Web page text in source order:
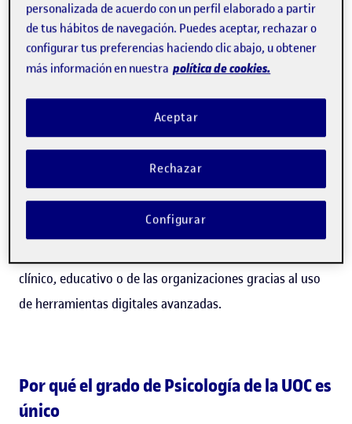
¿Por qué estudiar el grado de
Psicología en la UOC?
psicología de la salud, desarrollo,
evaluación, aprendizaje, educación y psicopatología,
potenciando tu autonomía y competencia digital.
El grado de Psicología te aporta un pensamiento crítico
fundamentado en la evidencia para analizar el
clínico, educativo o de las organizaciones gracias al uso
de herramientas digitales avanzadas.
Por qué el grado de Psicología de la UOC es
único
personalizada de acuerdo con un perfil elaborado a partir
de tus hábitos de navegación. Puedes aceptar, rechazar o
configurar tus preferencias haciendo clic abajo, u obtener
más información en nuestra política de cookies.
Rechazar
Aceptar
Configurar